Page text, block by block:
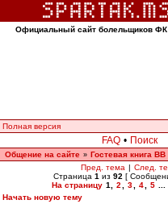
Официальный сайт болельщиков ФК
Полная версия
FAQ • Поиск
Общение на сайте » Гостевая книга ВВ
Пред. тема | След.
Страница 1 из 92 [
На страницу 1 2 3 4 5
Начать новую тему